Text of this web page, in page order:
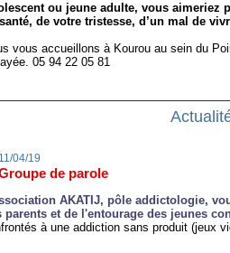
ou jeune adulte, vous aimeriez
de votre tristesse, d’un mal de
vous accueillons à Kourou au sein du
05 94 22 05 81
11/04/19
de parole
AKATIJ, pôle addictologie,
parents et de l'entourage des jeunes
à une addiction sans produit (jeux